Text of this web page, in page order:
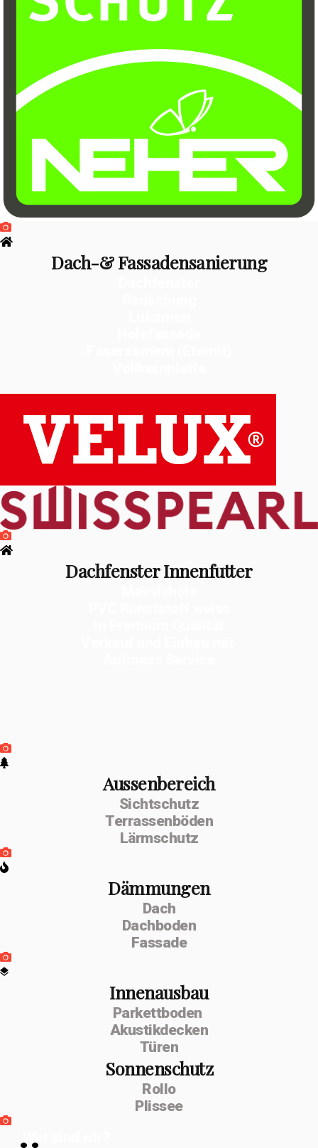
Dach-& Fassadensanierung
Dachfenster Innenfutter
Aussenbereich
Sichtschutz
Terrassenböden
Lärmschutz
Dämmungen
Dach
Dachboden
Fassade
Innenausbau
Parkettboden
Akustikdecken
Türen
Sonnenschutz
Rollo
Plissee